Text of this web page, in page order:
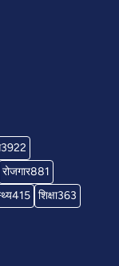
3922
रोजगार881
415 शिक्षा363